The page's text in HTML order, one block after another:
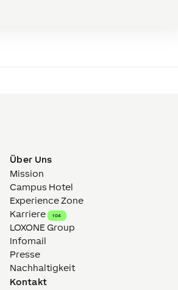
Über Uns
Mission
Campus Hotel
Experience Zone
Karriere
104
LOXONE Group
Infomail
Presse
Nachhaltigkeit
Kontakt